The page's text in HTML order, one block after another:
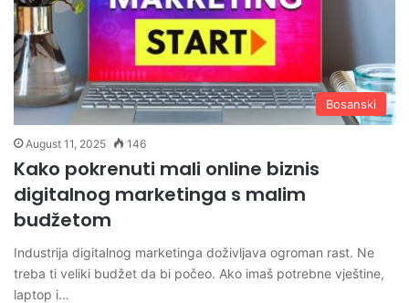
Bosanski
August 11, 2025 146
Kako pokrenuti mali online biznis
digitalnog marketinga s malim
budžetom
Industrija digitalnog marketinga doživljava ogroman rast. Ne
treba ti veliki budžet da bi počeo. Ako imaš potrebne vještine,
laptop i…